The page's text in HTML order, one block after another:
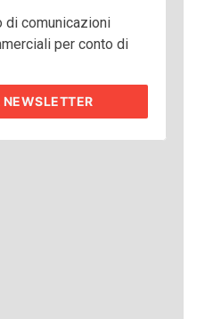
di comunicazioni
per conto di